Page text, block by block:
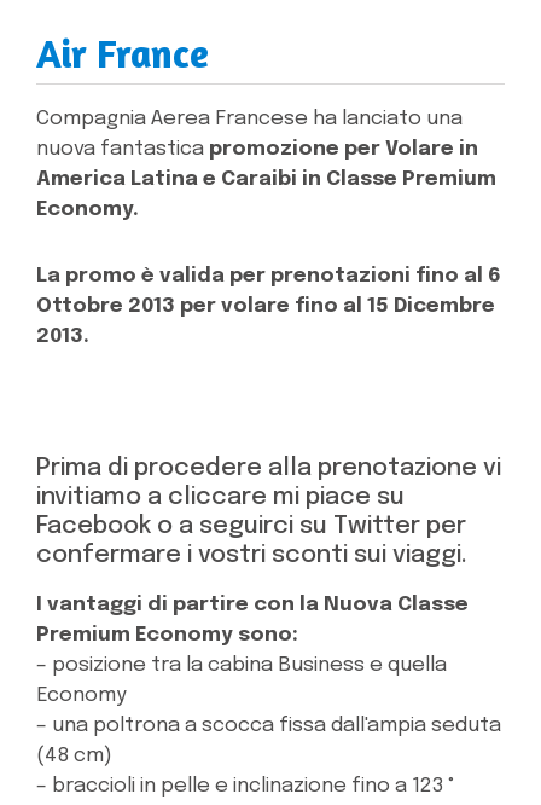
Air France
Compagnia Aerea Francese ha lanciato una
nuova fantastica promozione per Volare in
America Latina e Caraibi in Classe Premium
Economy.
La promo è valida per prenotazioni fino al 6
Ottobre 2013 per volare fino al 15 Dicembre
2013.
Prima di procedere alla prenotazione vi
invitiamo a cliccare mi piace su
Facebook o a seguirci su Twitter per
confermare i vostri sconti sui viaggi.
I vantaggi di partire con la Nuova Classe
Premium Economy sono:
– posizione tra la cabina Business e quella
Economy
– una poltrona a scocca fissa dall'ampia seduta
(48 cm)
– braccioli in pelle e inclinazione fino a 123 °